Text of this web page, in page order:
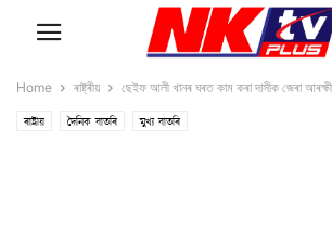
Home ৰাষ্ট্ৰীয় ছেইফ আলী খানৰ ঘৰত কাম কৰা দাসীক জেৰা
ৰাষ্ট্ৰীয় দৈনিক বাতৰি মুখ্য বাতৰি